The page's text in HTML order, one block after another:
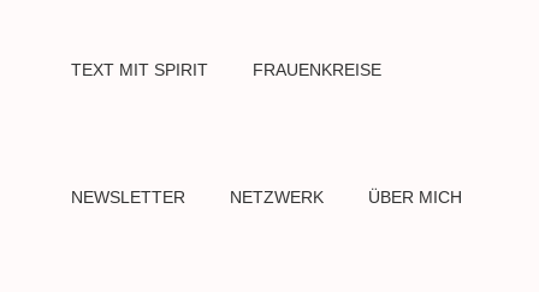
TEXT MIT SPIRIT FRAUENKREISE
NEWSLETTER NETZWERK ÜBER MICH